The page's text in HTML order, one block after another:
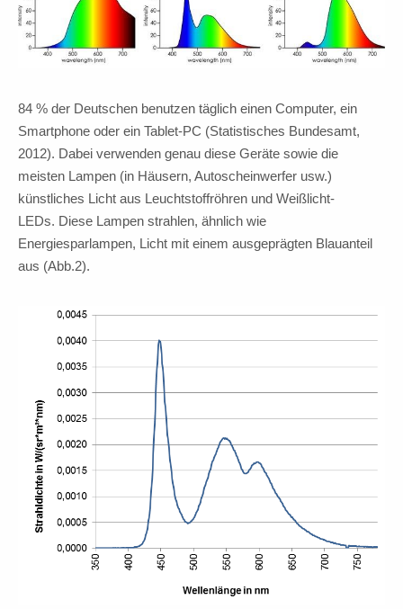
84 % der Deutschen benutzen täglich einen Computer, ein
Smartphone oder ein Tablet-PC (Statistisches Bundesamt,
2012). Dabei verwenden genau diese Geräte sowie die
meisten Lampen (in Häusern, Autoscheinwerfer usw.)
künstliches Licht aus Leuchtstoffröhren und Weißlicht-
LEDs. Diese Lampen strahlen, ähnlich wie
Energiesparlampen, Licht mit einem ausgeprägten Blauanteil
aus (Abb.2).